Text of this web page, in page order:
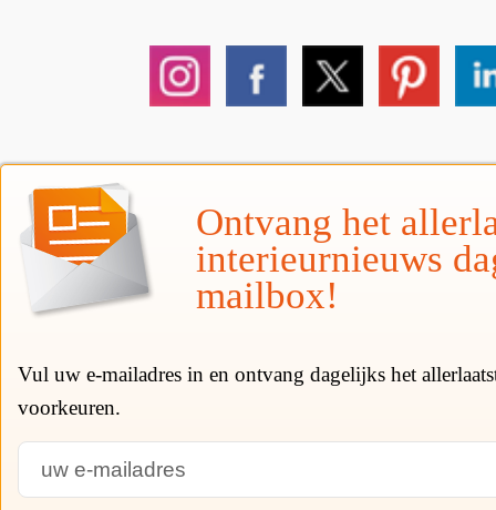
Ontvang het
interieurnieuws
mailbox!
Vul uw e-mailadres in en ontvang dagelijks het
voorkeuren.